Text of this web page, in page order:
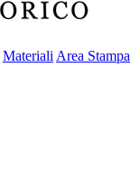
Materiali Area Stampa